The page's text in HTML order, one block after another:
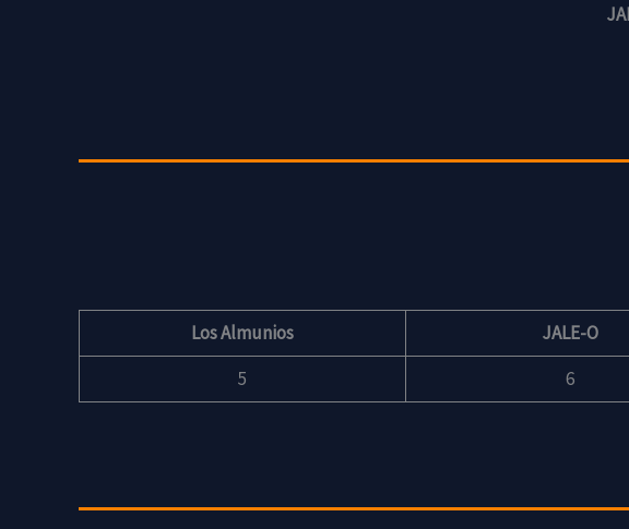
Los Almunios
JALE-O
5
6